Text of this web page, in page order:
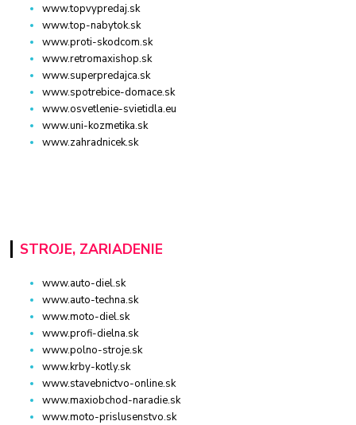
www.topvypredaj.sk
www.top-nabytok.sk
www.proti-skodcom.sk
www.retromaxishop.sk
www.superpredajca.sk
www.spotrebice-domace.sk
www.osvetlenie-svietidla.eu
www.uni-kozmetika.sk
www.zahradnicek.sk
STROJE, ZARIADENIE
www.auto-diel.sk
www.auto-techna.sk
www.moto-diel.sk
www.profi-dielna.sk
www.polno-stroje.sk
www.krby-kotly.sk
www.stavebnictvo-online.sk
www.maxiobchod-naradie.sk
www.moto-prislusenstvo.sk